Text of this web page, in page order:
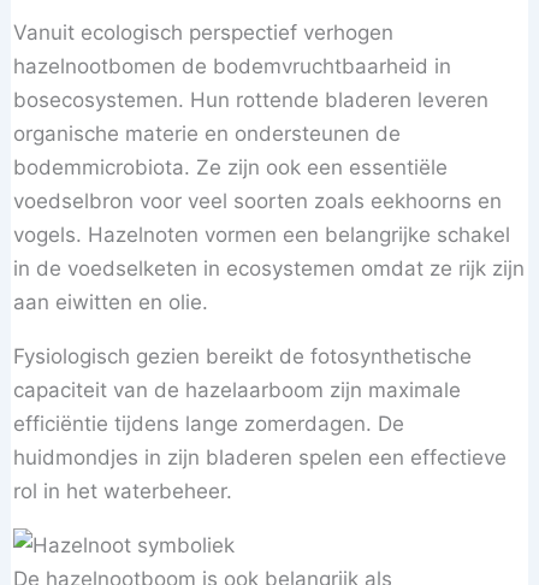
Vanuit ecologisch perspectief verhogen
hazelnootbomen de bodemvruchtbaarheid in
bosecosystemen. Hun rottende bladeren leveren
organische materie en ondersteunen de
bodemmicrobiota. Ze zijn ook een essentiële
voedselbron voor veel soorten zoals eekhoorns en
vogels. Hazelnoten vormen een belangrijke schakel
in de voedselketen in ecosystemen omdat ze rijk zijn
aan eiwitten en olie.
Fysiologisch gezien bereikt de fotosynthetische
capaciteit van de hazelaarboom zijn maximale
efficiëntie tijdens lange zomerdagen. De
huidmondjes in zijn bladeren spelen een effectieve
rol in het waterbeheer.
De hazelnootboom is ook belangrijk als